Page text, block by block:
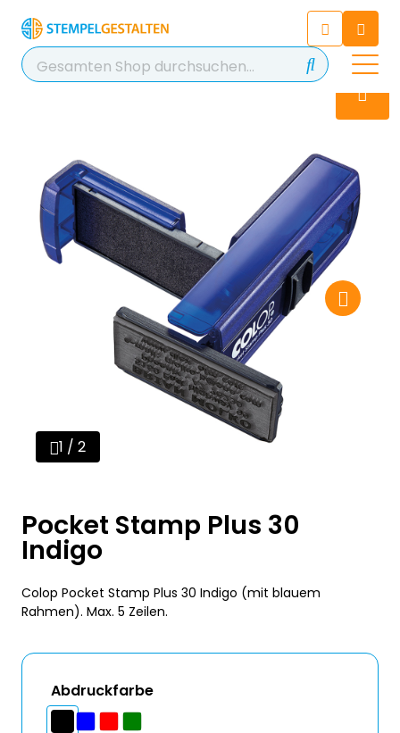
Chatten Sie 24/7 mit unserem
hilfreichen Chatbot
Kontakt
+49 2038 0480 403
1 / 2
Pocket Stamp Plus 30
Indigo
Colop Pocket Stamp Plus 30 Indigo (mit blauem
Rahmen). Max. 5 Zeilen.
Abdruckfarbe